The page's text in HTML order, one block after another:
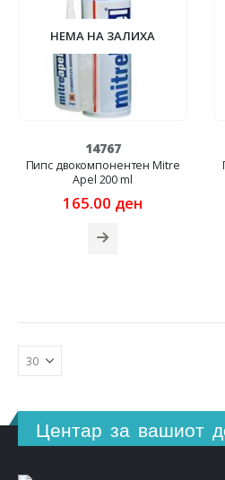
НЕМА НА ЗАЛИХА
14767
Пипс двокомпонентен Mitre
Apel 200 ml
165.00 ден
Центар за вашиот